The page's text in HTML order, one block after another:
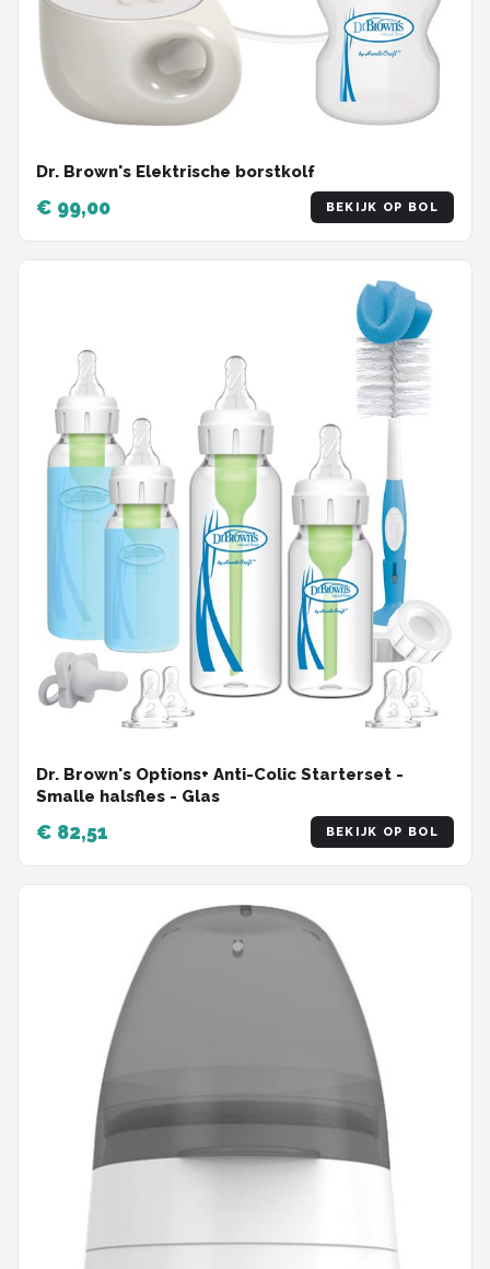
Dr. Brown's Elektrische borstkolf
€ 99,00 BEKIJK OP BOL
Dr. Brown's Options+ Anti-Colic Starterset -
Smalle halsfles - Glas
€ 82,51 BEKIJK OP BOL